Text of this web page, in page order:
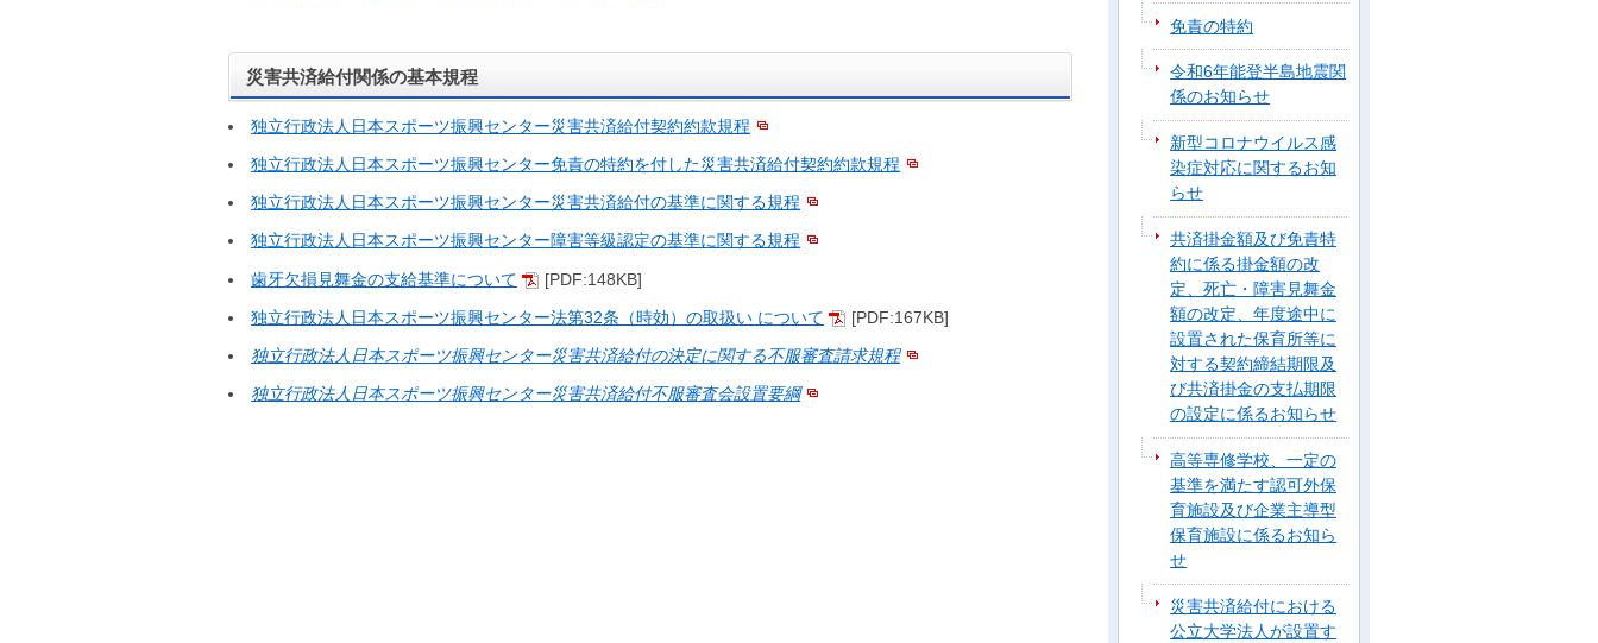
災害共済給付関係の基本規程
独立行政法人日本スポーツ振興センター災害共済給付契約約款規程
独立行政法人日本スポーツ振興センター免責の特約を付した災害共済給付契約約款規程
独立行政法人日本スポーツ振興センター災害共済給付の基準に関する規程
独立行政法人日本スポーツ振興センター障害等級認定の基準に関する規程
歯牙欠損見舞金の支給基準について [PDF:148KB]
独立行政法人日本スポーツ振興センター法第32条（時効）の取扱い について [PDF:167KB]
独立行政法人日本スポーツ振興センター災害共済給付の決定に関する不服審査請求規程
独立行政法人日本スポーツ振興センター災害共済給付不服審査会設置要綱
免責の特約
令和6年能登半島地震関
係のお知らせ
新型コロナウイルス感
染症対応に関するお知
らせ
共済掛金額及び免責特
約に係る掛金額の改
定、死亡・障害見舞金
額の改定、年度途中に
設置された保育所等に
対する契約締結期限及
び共済掛金の支払期限
の設定に係るお知らせ
高等専修学校、一定の
基準を満たす認可外保
育施設及び企業主導型
保育施設に係るお知ら
せ
災害共済給付における
公立大学法人が設置す